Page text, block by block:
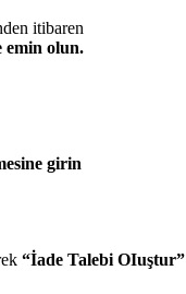
itibaren
emin olun.
girin
“İade Talebi OIuştur”